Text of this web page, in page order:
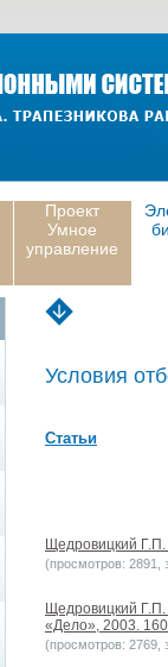
Проект
Умное
управление
Условия
Статьи
Щедровицкий
(просмотров: 2891,
Щедровицкий Г.П.
«Дело», 2003.
(просмотров: 2769,